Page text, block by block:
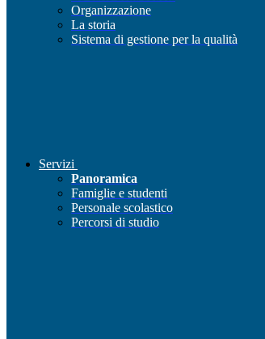
Organizzazione
La storia
Sistema di gestione per la qualità
Servizi
Panoramica
Famiglie e studenti
Personale scolastico
Percorsi di studio